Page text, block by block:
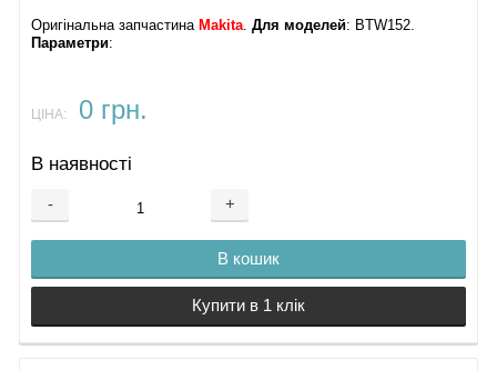
Оригінальна запчастина Makita .Для моделей: BTW152.
Параметри:
ЦІНА: 0 грн.
В наявності
- +
В кошик
Купити в 1 клік